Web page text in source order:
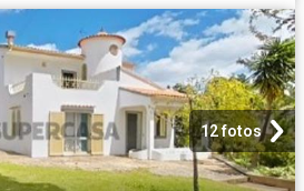
12 fotos